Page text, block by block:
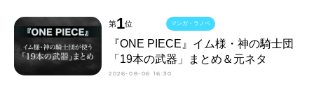
第1位
『ONE PIECE』イム様・神の騎士団
「19本の武器」まとめ＆元ネタ
2026-08-06 16:30
マンガ・ラノベ